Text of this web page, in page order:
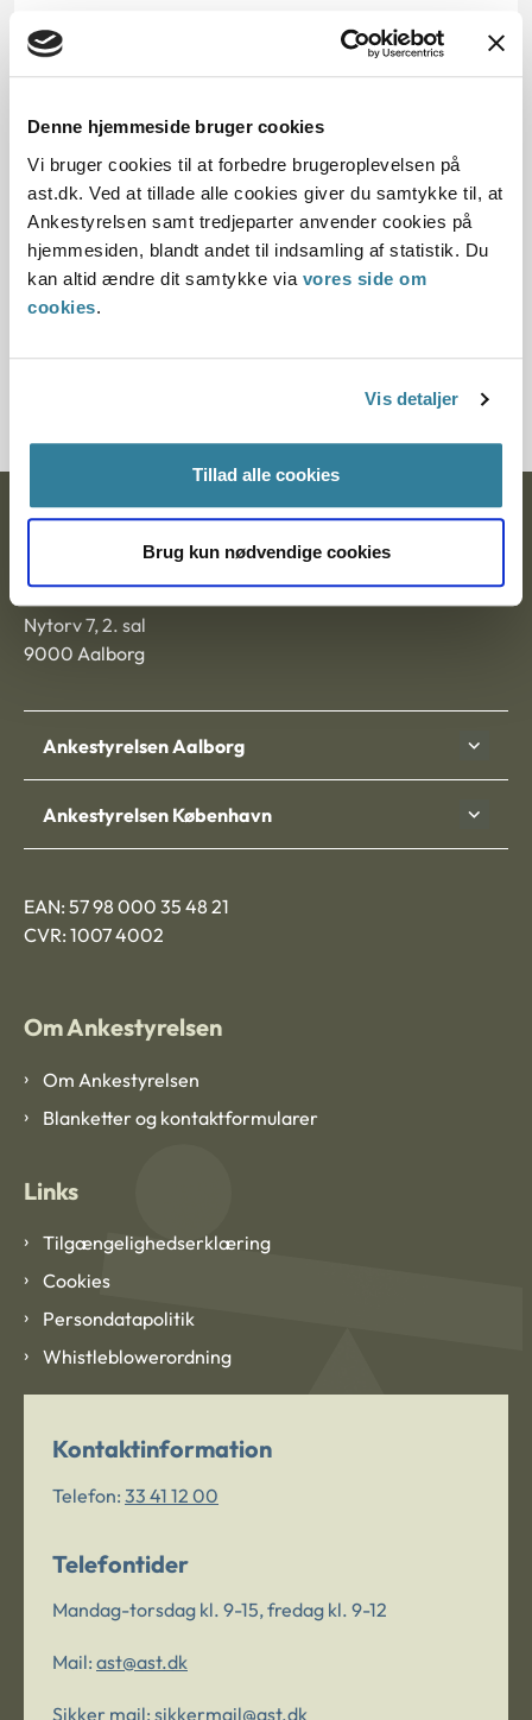
Denne hjemmeside bruger cookies
Vi bruger cookies til at forbedre brugeroplevelsen på
ast.dk. Ved at tillade alle cookies giver du samtykke til, at
Ankestyrelsen samt tredjeparter anvender cookies på
hjemmesiden, blandt andet til indsamling af statistik. Du
kan altid ændre dit samtykke via vores side om
cookies.
Vis detaljer
Tillad alle cookies
Brug kun nødvendige cookies
15.02.1996
Offentliggørelsesdato
11.07.2013
Paragraf
§ 2 § 43
Ankestyrelsen
Nytorv 7, 2. sal
9000 Aalborg
Ankestyrelsen Aalborg
Ankestyrelsen København
EAN: 57 98 000 35 48 21
CVR: 1007 4002
Om Ankestyrelsen
Om Ankestyrelsen
Blanketter og kontaktformularer
Links
Tilgængelighedserklæring
Cookies
Persondatapolitik
Whistleblowerordning
Kontaktinformation
Telefon: 33 41 12 00
Telefontider
Mandag-torsdag kl. 9-15, fredag kl. 9-12
Mail: ast@ast.dk
Sikker mail: sikkermail@ast.dk